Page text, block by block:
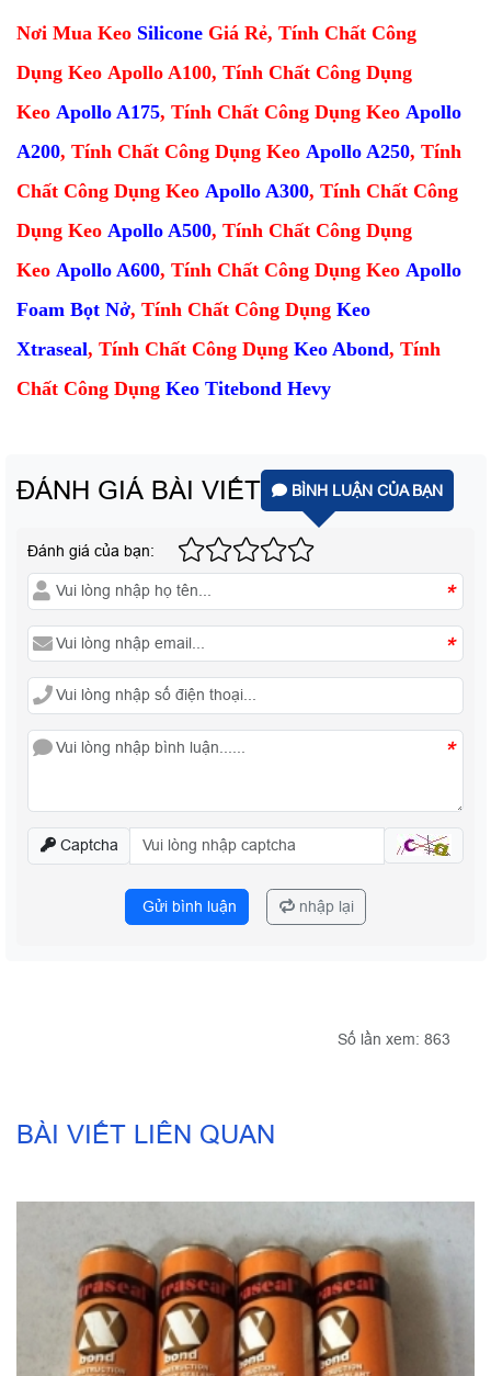
Nơi Mua Keo Silicone Giá Rẻ, Tính Chất Công
Dụng Keo Apollo A100, Tính Chất Công Dụng
Keo Apollo A175, Tính Chất Công Dụng Keo Apollo
A200, Tính Chất Công Dụng Keo Apollo A250, Tính
Chất Công Dụng Keo Apollo A300, Tính Chất Công
Dụng Keo Apollo A500, Tính Chất Công Dụng
Keo Apollo A600, Tính Chất Công Dụng Keo Apollo
Foam Bọt Nở, Tính Chất Công Dụng Keo
Xtraseal, Tính Chất Công Dụng Keo Abond, Tính
Chất Công Dụng Keo Titebond Hevy
ĐÁNH GIÁ BÀI VIẾT BÌNH LUẬN CỦA BẠN
Đánh giá của bạn:
*
*
*
Captcha
Gửi bình luận nhập lại
Số lần xem: 863
BÀI VIẾT LIÊN QUAN